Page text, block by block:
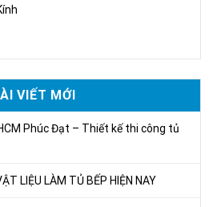
VIẾT MỚI
Phúc Đạt – Thiết kế thi công tủ
LIỆU LÀM TỦ BẾP HIỆN NAY